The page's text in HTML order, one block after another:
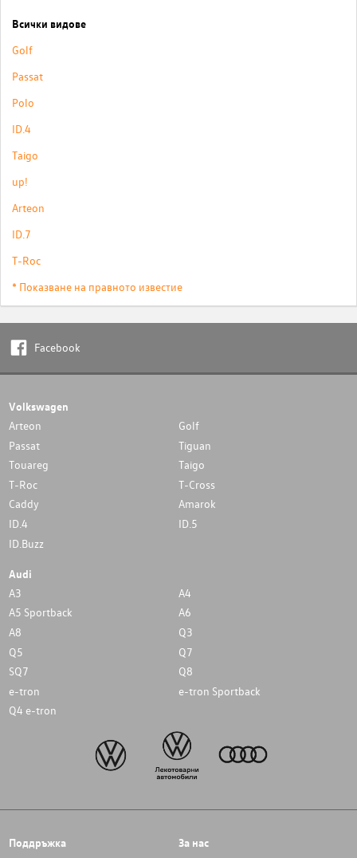
Всички видове
Golf
Passat
Polo
ID.4
Taigo
up!
Arteon
ID.7
T-Roc
* Показване на правното известие
Facebook
Volkswagen
Arteon
Golf
Passat
Tiguan
Touareg
Taigo
T-Roc
T-Cross
Caddy
Amarok
ID.4
ID.5
ID.Buzz
Audi
A3
A4
A5 Sportback
A6
A8
Q3
Q5
Q7
SQ7
Q8
e-tron
e-tron Sportback
Q4 e-tron
Поддръжка За нас